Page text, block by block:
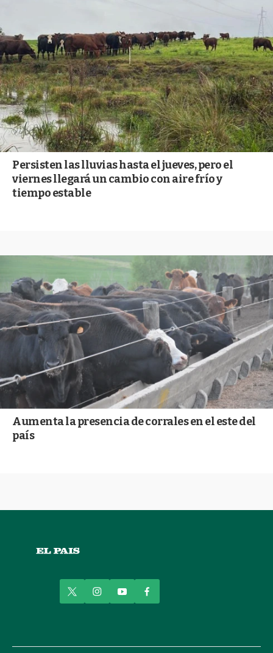
Persisten las lluvias hasta el jueves, pero el
viernes llegará un cambio con aire frío y
tiempo estable
Aumenta la presencia de corrales en el este del
país
w
i
n
y
o
a